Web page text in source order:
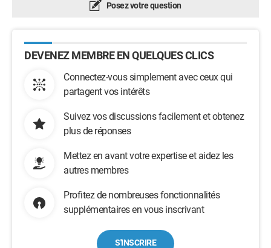
Posez votre question
DEVENEZ MEMBRE EN QUELQUES CLICS
Connectez-vous simplement avec ceux qui
partagent vos intérêts
Suivez vos discussions facilement et obtenez
plus de réponses
Mettez en avant votre expertise et aidez les
autres membres
Profitez de nombreuses fonctionnalités
supplémentaires en vous inscrivant
S'INSCRIRE